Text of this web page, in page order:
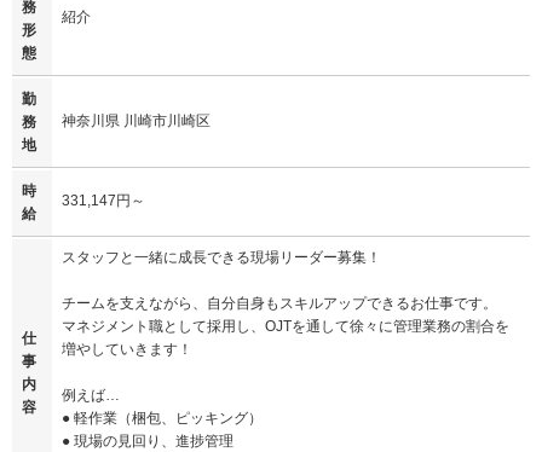
務
形
態
紹介
勤
務
地
神奈川県 川崎市川崎区
時
給
331,147円～
仕
事
内
容
スタッフと一緒に成長できる現場リーダー募集！
チームを支えながら、自分自身もスキルアップできるお仕事です。
マネジメント職として採用し、OJTを通して徐々に管理業務の割合を
増やしていきます！
例えば…
● 軽作業（梱包、ピッキング）
● 現場の見回り、進捗管理